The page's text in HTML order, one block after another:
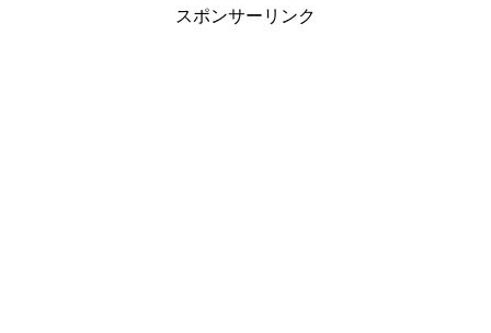
スポンサーリンク